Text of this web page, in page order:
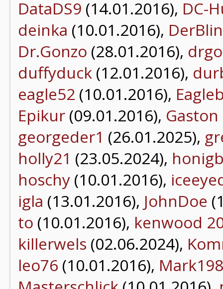
DataDS9 (14.01.2016), DC-
deinka (10.01.2016),
Dr.Gonzo (28.01.2016),
duffyduck (12.01.2016),
eagle52 (10.01.2016),
Epikur (09.01.2016), Gaston
georgeder1 (26.01.2025),
holly21 (23.05.2024),
hoschy (10.01.2016),
igla (13.01.2016), JohnDoe
to (10.01.2016), kenwood
killerwels (02.06.2024),
leo76 (10.01.2016),